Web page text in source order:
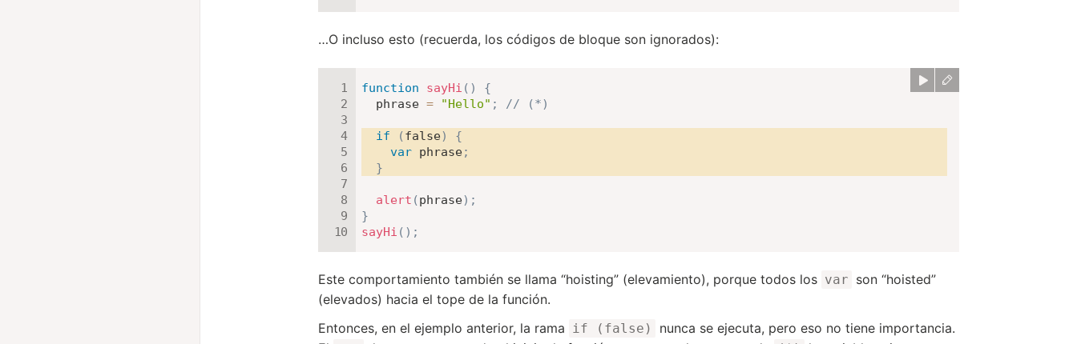
…O incluso esto (recuerda, los códigos de bloque son ignorados):
function sayHi ( )
{
  phrase
= "Hello" ; // (*)
if (false)
{
var phrase;
}
alert (phrase) ;
}
sayHi ( ) ;
Este comportamiento también se llama “hoisting” (elevamiento), porque todos los var son “hoisted”
(elevados) hacia el tope de la función.
Entonces, en el ejemplo anterior, la rama
if (false)
nunca se ejecuta, pero eso no tiene importancia.